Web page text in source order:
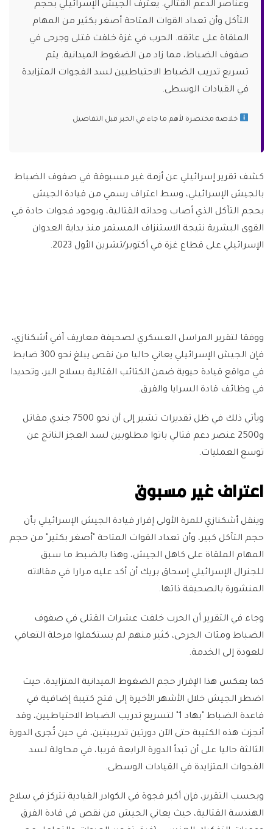
وعناصر الدعم القتالي. يعترف الجيش الإسرائيلي بحجم
التآكل وأن تعداد القوات المتاحة أصغر بكثير من المهام
الملقاة على عاتقه. الحرب في غزة خلفت قتلى وجرحى في
صفوف الضباط، مما زاد من الضغوط الميدانية. يتم
تسريع تدريب الضباط الاحتياطيين لسد الفجوات المتزايدة
في القيادات الوسطى.
خلاصة مختصرة لأهم ما جاء في الخبر قبل التفاصيل
كشف تقرير إسرائيلي عن أزمة غير مسبوقة في صفوف الضباط
بالجيش الإسرائيلي، وسط اعتراف رسمي من قيادة الجيش
بحجم التآكل الذي أصاب وحداته القتالية، وبوجود فجوات حادة في
القوى البشرية نتيجة الاستنزاف المستمر منذ بداية العدوان
الإسرائيلي على قطاع غزة في أكتوبر/تشرين الأول 2023.
ووفقا لتقرير المراسل العسكري لصحيفة معاريف آفي أشكنازي،
فإن الجيش الإسرائيلي يعاني حاليا من نقص يبلغ نحو 300 ضابط
في مواقع قيادة حيوية ضمن الكتائب القتالية بسلاح البر، وتحديدا
في وظائف قادة السرايا والفرق.
ويأتي ذلك في ظل تقديرات تشير إلى أن نحو 7500 جندي مقاتل
و2500 عنصر دعم قتالي باتوا مطلوبين لسد العجز الناتج عن
توسع العمليات.
اعتراف غير مسبوق
وينقل أشكنازي للمرة الأولى إقرار قيادة الجيش الإسرائيلي بأن
حجم التآكل كبير، وأن تعداد القوات المتاحة "أصغر بكثير" من حجم
المهام الملقاة على كاهل الجيش، وهذا بالضبط ما سبق
للجنرال الإسرائيلي إسحاق بريك أن أكد عليه مرارا في مقالاته
المنشورة بالصحيفة ذاتها.
وجاء في التقرير أن الحرب خلفت عشرات القتلى في صفوف
الضباط ومئات الجرحى، كثير منهم لم يستكملوا مرحلة التعافي
للعودة إلى الخدمة.
كما يعكس هذا الإقرار حجم الضغوط الميدانية المتزايدة، حيث
اضطر الجيش خلال الأشهر الأخيرة إلى فتح كتيبة إضافية في
قاعدة الضباط "بهاد 1" لتسريع تدريب الضباط الاحتياطيين، وقد
أنجزت هذه الكتيبة حتى الآن دورتين تدريبيتين، في حين تُجرى الدورة
الثالثة حاليا على أن تبدأ الدورة الرابعة قريبا، في محاولة لسد
الفجوات المتزايدة في القيادات الوسطى.
وبحسب التقرير، فإن أكبر فجوة في الكوادر القيادية تتركز في سلاح
الهندسة القتالية، حيث يعاني الجيش من نقص في قادة الفرق